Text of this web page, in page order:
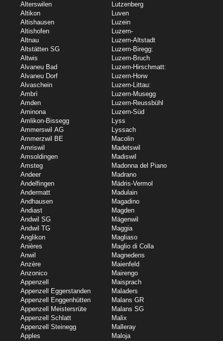
Alterswilen
Altikon
Altishausen
Altishofen
Altnau
Altstätten SG
Altwis
Alvaneu Bad
Alvaneu Dorf
Alvaschein
Ambrì
Amden
Aminona
Amlikon-Bissegg
Ammerswil AG
Ammerzwil BE
Amriswil
Amsoldingen
Amsteg
Andeer
Andelfingen
Andermatt
Andhausen
Andiast
Andwil SG
Andwil TG
Anglikon
Anières
Anwil
Anzère
Anzonico
Appenzell
Appenzell Eggerstanden
Appenzell Enggenhütten
Appenzell Meistersrüte
Appenzell Schlatt
Appenzell Steinegg
Apples
Lutzenberg
Luven
Luzein
Luzern-
Luzern-Altstadt
Luzern-Biregg:
Luzern-Bruch
Luzern-Hirschmatt:
Luzern-Horw
Luzern-Littau:
Luzern-Musegg
Luzern-Reussbühl
Luzern-Süd
Lyss
Lyssach
Macolin
Madetswil
Madiswil
Madonna del Piano
Madrano
Mädris-Vermol
Madulain
Magadino
Magden
Mägenwil
Maggia
Magliaso
Maglio di Colla
Magnedens
Maienfeld
Mairengo
Maisprach
Maladers
Malans GR
Malans SG
Malix
Malleray
Maloja